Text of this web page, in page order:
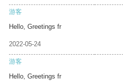
游客
Hello, Greetings fr
2022-05-24
游客
Hello, Greetings fr